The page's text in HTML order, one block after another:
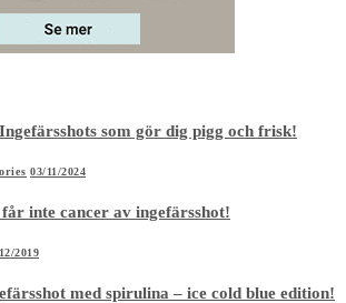
som gör dig pigg och frisk!
03/11/2024
inte cancer av ingefärsshot!
2019
med spirulina – ice cold blue edition!